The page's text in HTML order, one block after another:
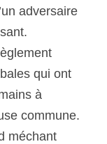
adversaire
qui ont
à
commune.
méchant